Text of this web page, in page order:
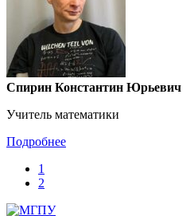
Спирин Константин Юрьевич
Учитель математики
Подробнее
1
2